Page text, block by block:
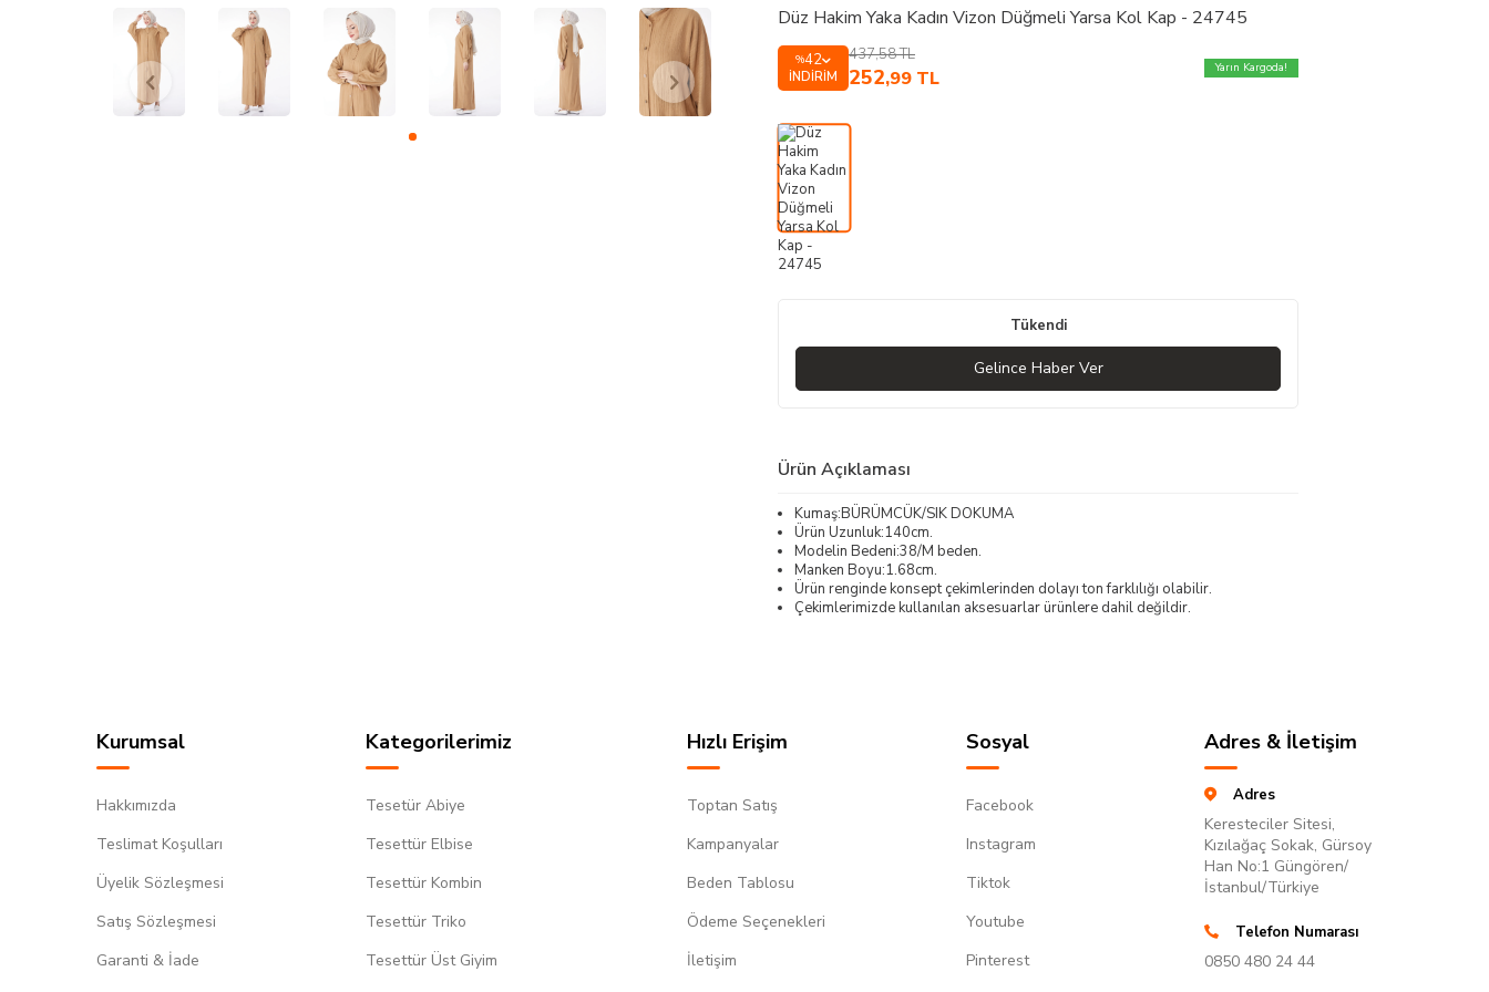
Düz Hakim Yaka Kadın Vizon Düğmeli Yarsa Kol Kap - 24745
%42
İNDIRIM
437,58TL
252,99 TL Yarın Kargoda!
Tükendi
Gelince Haber Ver
Ürün Açıklaması
Kumaş:BÜRÜMCÜK/SIK DOKUMA
Ürün Uzunluk:140cm.
Modelin Bedeni:38/M beden.
Manken Boyu:1.68cm.
Ürün renginde konsept çekimlerinden dolayı ton farklılığı olabilir.
Çekimlerimizde kullanılan aksesuarlar ürünlere dahil değildir.
Kurumsal
Hakkımızda
Teslimat Koşulları
Üyelik Sözleşmesi
Satış Sözleşmesi
Garanti & İade
Kategorilerimiz
Tesetür Abiye
Tesettür Elbise
Tesettür Kombin
Tesettür Triko
Tesettür Üst Giyim
Hızlı Erişim
Toptan Satış
Kampanyalar
Beden Tablosu
Ödeme Seçenekleri
İletişim
Sosyal
Facebook
Instagram
Tiktok
Youtube
Pinterest
Adres & İletişim
Adres
Keresteciler Sitesi,
Kızılağaç Sokak, Gürsoy
Han No:1 Güngören/
İstanbul/Türkiye
Telefon Numarası
0850 480 24 44